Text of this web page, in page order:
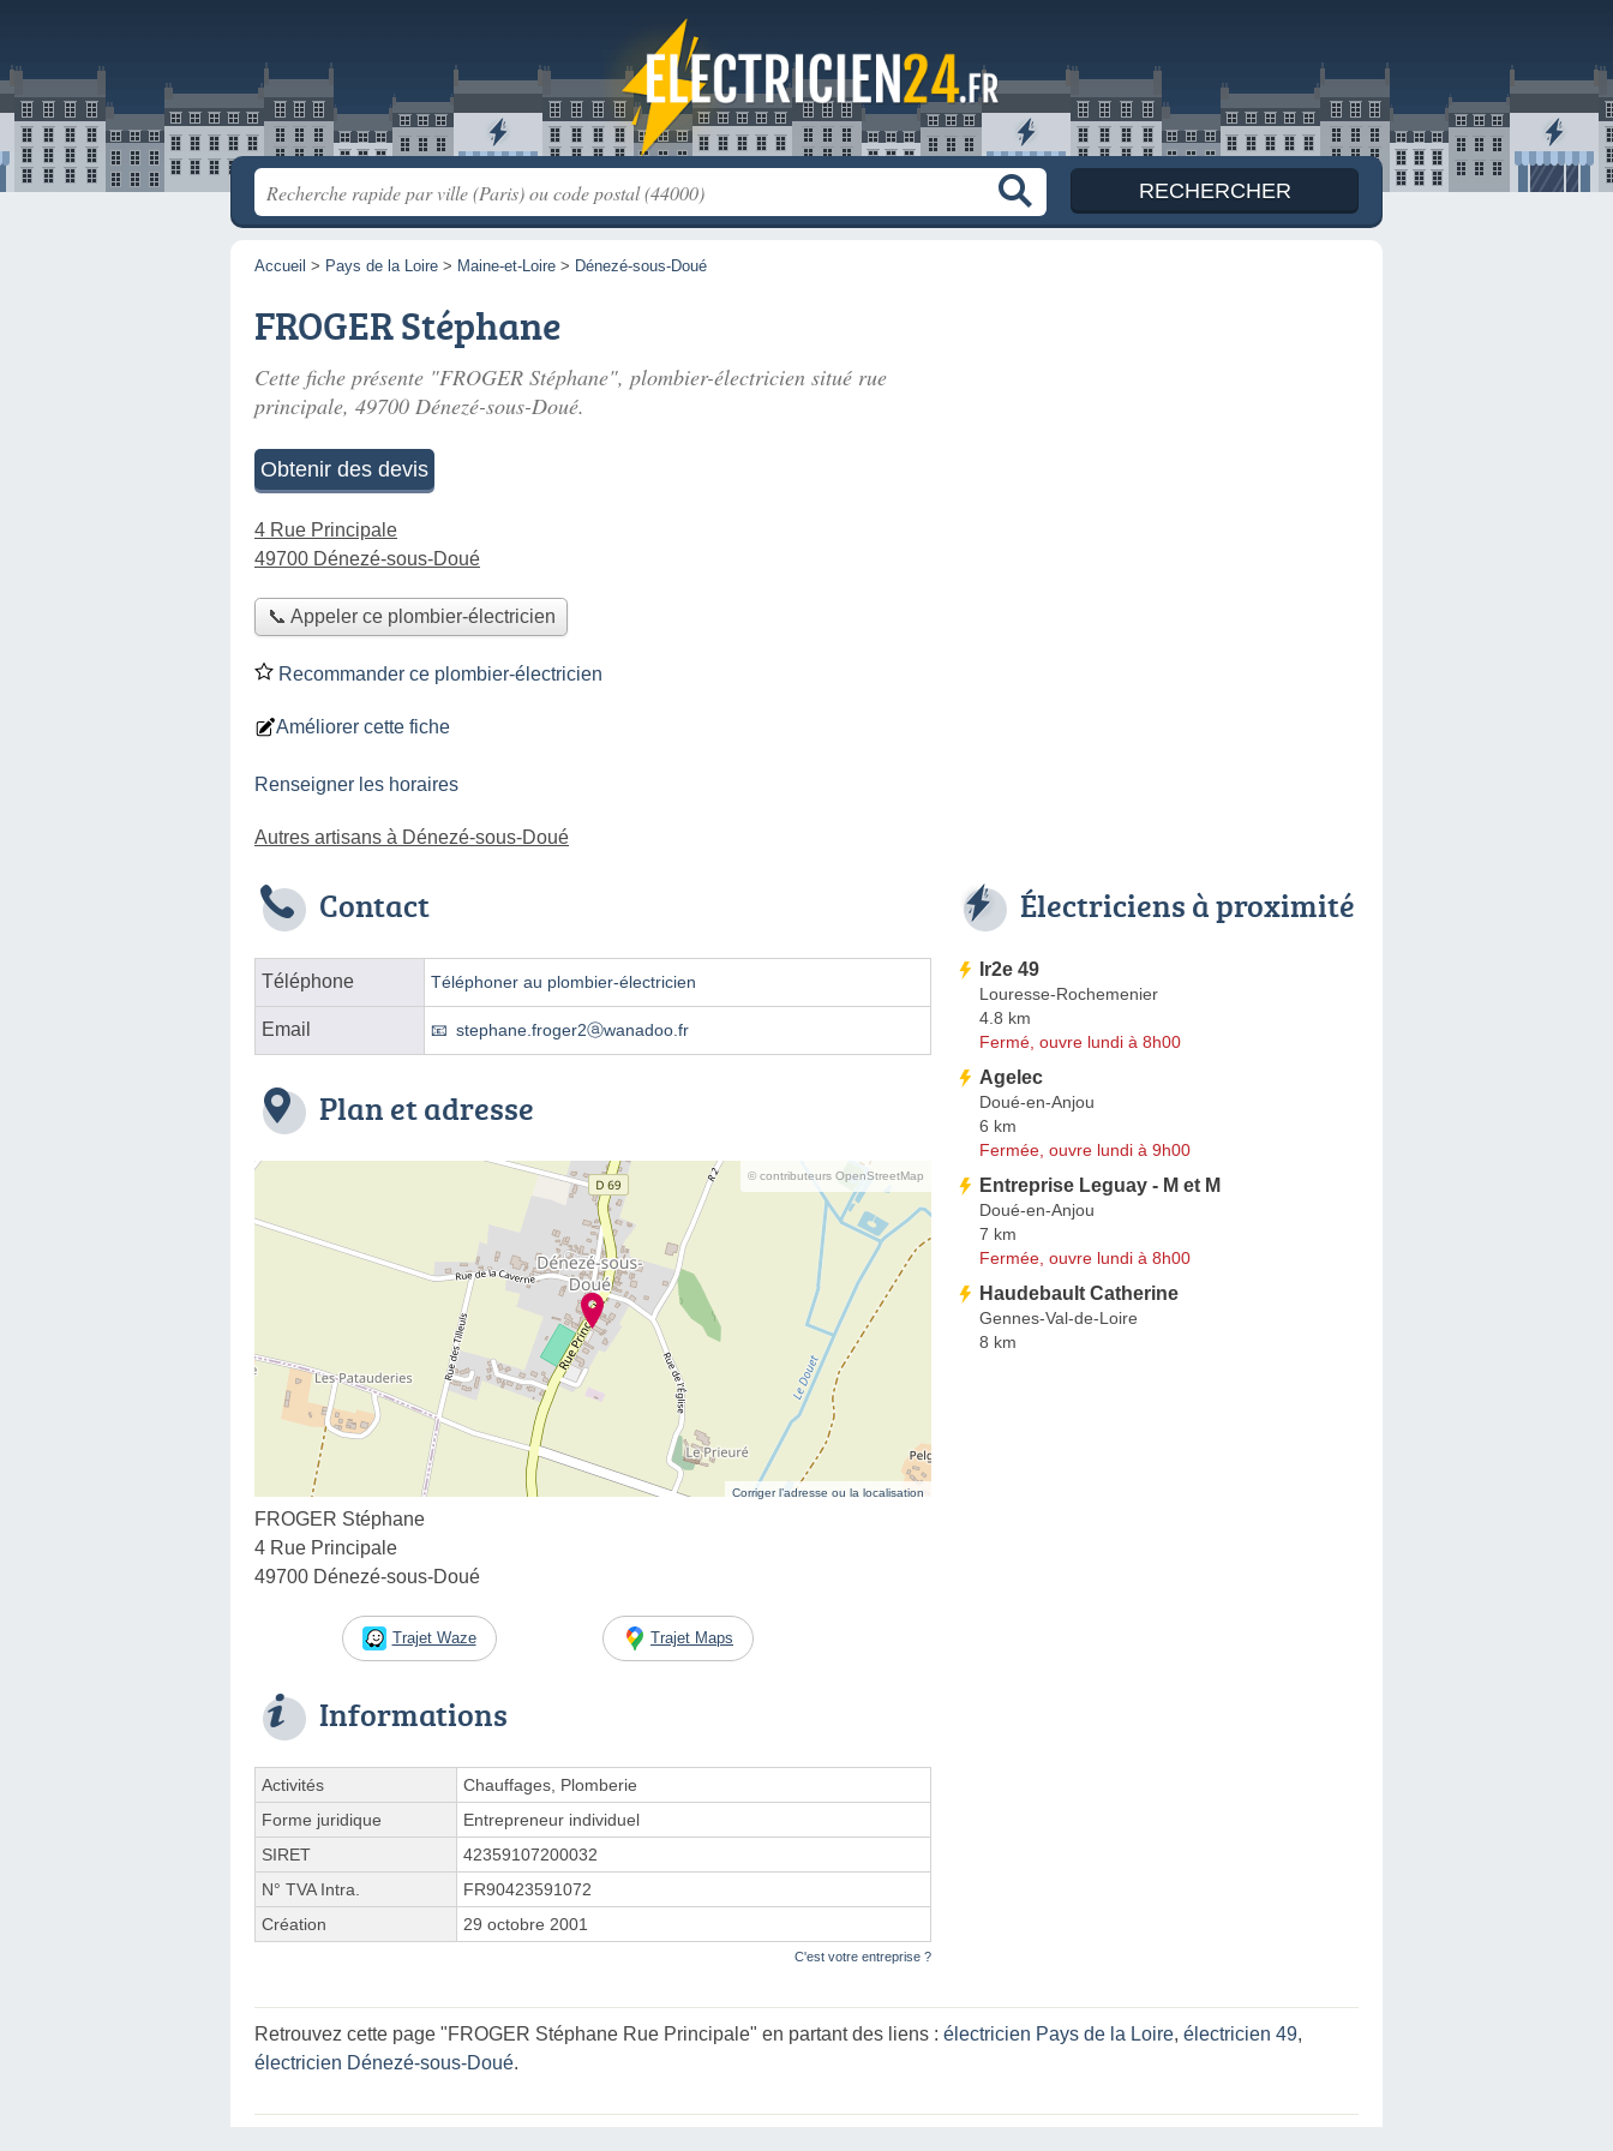
Accueil > Pays de la Loire > Maine-et-Loire > Dénezé-sous-Doué
FROGER Stéphane
Cette fiche présente "FROGER Stéphane", plombier-électricien situé rue
principale, 49700 Dénezé-sous-Doué.
Obtenir des devis
4 Rue Principale
49700 Dénezé-sous-Doué
📞 Appeler ce plombier-électricien
Recommander ce plombier-électricien
Améliorer cette fiche
Renseigner les horaires
Autres artisans à Dénezé-sous-Doué
Contact
Téléphone Téléphoner au plombier-électricien
Email stephane.froger2ⓐwanadoo.fr
Plan et adresse
© contributeurs OpenStreetMap
Corriger l’adresse ou la localisation
FROGER Stéphane
4 Rue Principale
49700 Dénezé-sous-Doué
Trajet Waze Trajet Maps
Informations
Activités
Chauffages, Plomberie
Forme juridique
Entrepreneur individuel
SIRET
42359107200032
N° TVA Intra.
FR90423591072
Création
29 octobre 2001
C'est votre entreprise ?
Électriciens à proximité
Ir2e 49
Louresse-Rochemenier
4.8 km
Fermé, ouvre lundi à 8h00
Agelec
Doué-en-Anjou
6 km
Fermée, ouvre lundi à 9h00
Entreprise Leguay - M et M
Doué-en-Anjou
7 km
Fermée, ouvre lundi à 8h00
Haudebault Catherine
Gennes-Val-de-Loire
8 km
Retrouvez cette page "FROGER Stéphane Rue Principale" en partant des liens : électricien Pays de la Loire, électricien 49,
électricien Dénezé-sous-Doué.